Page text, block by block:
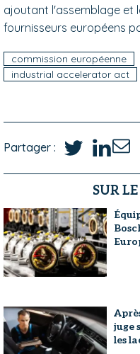
ajoutant l'assemblage et
fournisseurs européens
commission européenne
industrial accelerator act
Partager :
SUR
juge
les